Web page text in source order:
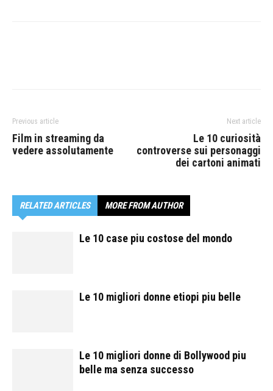
Previous article
Film in streaming da
vedere assolutamente
Next article
Le 10 curiosità
controverse sui personaggi
dei cartoni animati
RELATED ARTICLES MORE FROM AUTHOR
Le 10 case piu costose del mondo
Le 10 migliori donne etiopi piu belle
Le 10 migliori donne di Bollywood piu
belle ma senza successo